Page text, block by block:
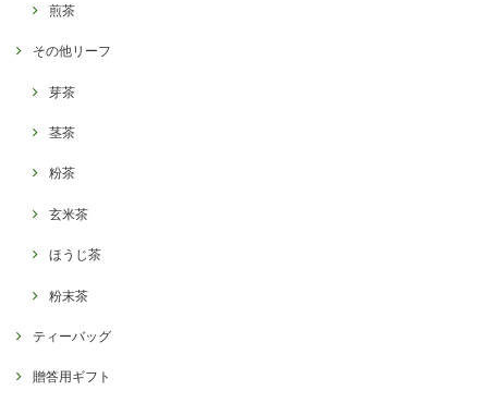
煎茶
その他リーフ
芽茶
茎茶
粉茶
玄米茶
ほうじ茶
粉末茶
ティーバッグ
贈答用ギフト